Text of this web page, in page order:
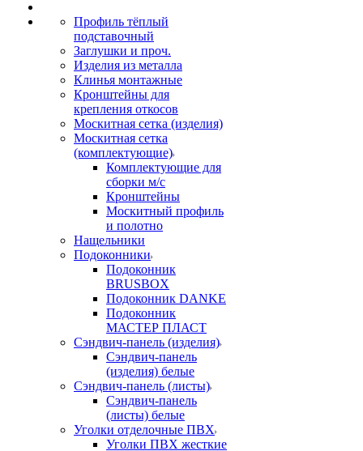
Профиль тёплый
подставочный
Заглушки и проч.
Изделия из металла
Клинья монтажные
Кронштейны для
крепления откосов
Москитная сетка (изделия)
Москитная сетка
(комплектующие)
Комплектующие для
сборки м/с
Кронштейны
Москитный профиль
и полотно
Нащельники
Подоконники
Подоконник
BRUSBOX
Подоконник DANKE
Подоконник
МАСТЕР ПЛАСТ
Сэндвич-панель (изделия)
Сэндвич-панель
(изделия) белые
Сэндвич-панель (листы)
Сэндвич-панель
(листы) белые
Уголки отделочные ПВХ
Уголки ПВХ жесткие